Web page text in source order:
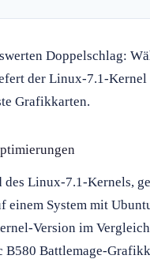
Doppelschlag:
der Linux-7.1-Kernel
Grafikkarten.
Linux-7.1-Kernels,
einem System mit
Version im
Battlemage-